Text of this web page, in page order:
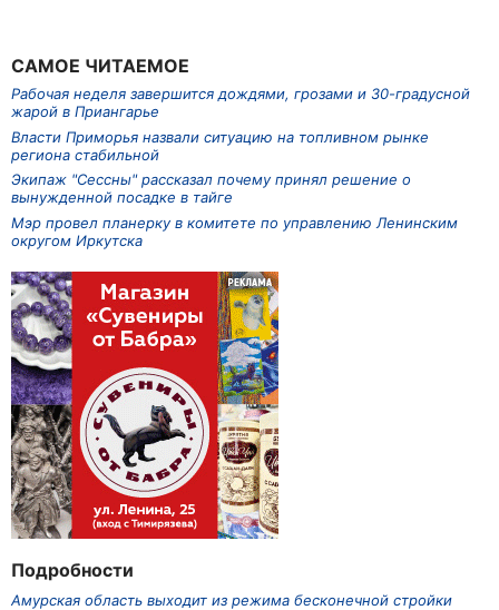
САМОЕ ЧИТАЕМОЕ
Рабочая неделя завершится дождями, грозами и 30-градусной
жарой в Приангарье
Власти Приморья назвали ситуацию на топливном рынке
региона стабильной
Экипаж "Сессны" рассказал почему принял решение о
вынужденной посадке в тайге
Мэр провел планерку в комитете по управлению Ленинским
округом Иркутска
Подробности
Амурская область выходит из режима бесконечной стройки